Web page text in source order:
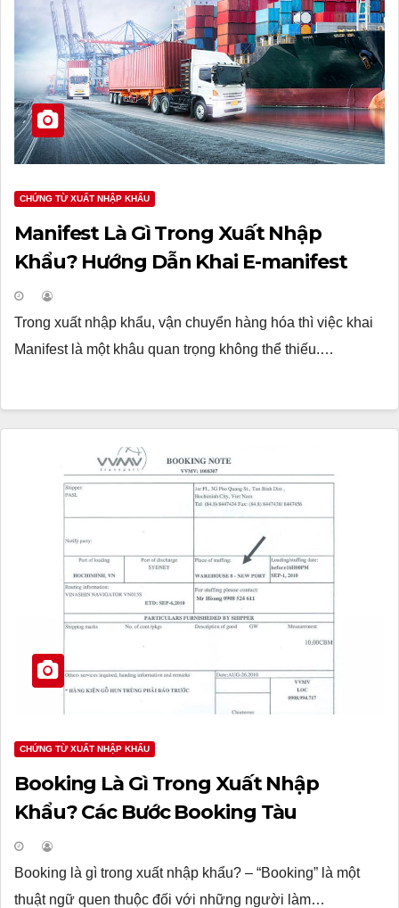
CHỨNG TỪ XUẤT NHẬP KHẨU
Manifest Là Gì Trong Xuất Nhập
Khẩu? Hướng Dẫn Khai E-manifest
Trong xuất nhập khẩu, vận chuyển hàng hóa thì việc khai
Manifest là một khâu quan trọng không thể thiếu.…
CHỨNG TỪ XUẤT NHẬP KHẨU
Booking Là Gì Trong Xuất Nhập
Khẩu? Các Bước Booking Tàu
Booking là gì trong xuất nhập khẩu? – “Booking” là một
thuật ngữ quen thuộc đối với những người làm…